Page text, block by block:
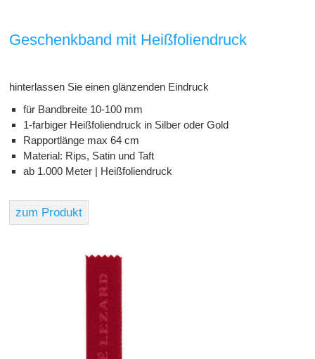
Geschenkband mit Heißfoliendruck
hinterlassen Sie einen glänzenden Eindruck
für Bandbreite 10-100 mm
1-farbiger Heißfoliendruck in Silber oder Gold
Rapportlänge max 64 cm
Material: Rips, Satin und Taft
ab 1.000 Meter | Heißfoliendruck
zum Produkt